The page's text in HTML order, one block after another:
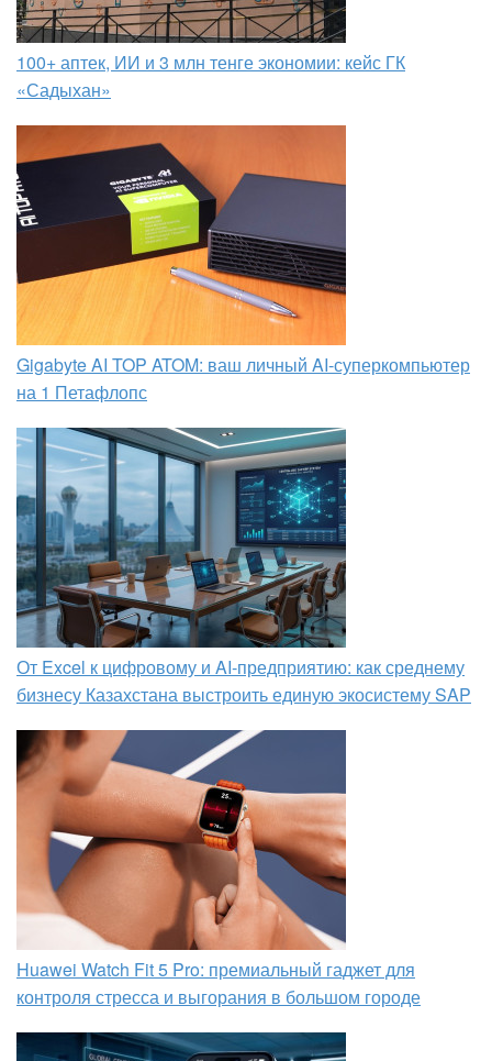
100+ аптек, ИИ и 3 млн тенге экономии: кейс ГК
«Садыхан»
Gigabyte AI TOP ATOM: ваш личный AI-суперкомпьютер
на 1 Петафлопс
От Excel к цифровому и AI‑предприятию: как среднему
бизнесу Казахстана выстроить единую экосистему SAP
Huawei Watch Fit 5 Pro: премиальный гаджет для
контроля стресса и выгорания в большом городе